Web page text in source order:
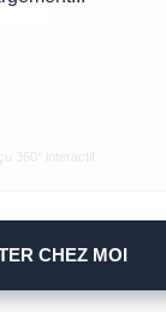
360° interactif
CHEZ MOI